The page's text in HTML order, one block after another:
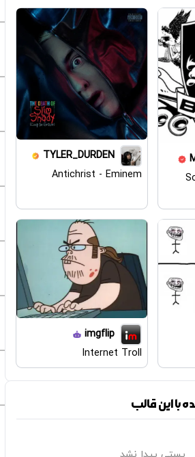
TYLER_DURDEN
Antichrist - Eminem
imgflip
Internet Troll
این قالب
پستی پیدا نشد